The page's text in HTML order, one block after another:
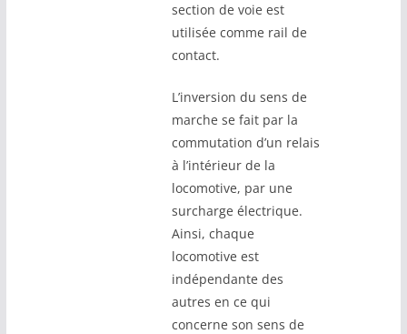
section de voie est
utilisée comme rail de
contact.
L’inversion du sens de
marche se fait par la
commutation d’un relais
à l’intérieur de la
locomotive, par une
surcharge électrique.
Ainsi, chaque
locomotive est
indépendante des
autres en ce qui
concerne son sens de